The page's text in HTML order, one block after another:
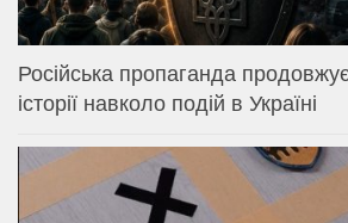
Російська пропаганда
історії навколо подій в Україні